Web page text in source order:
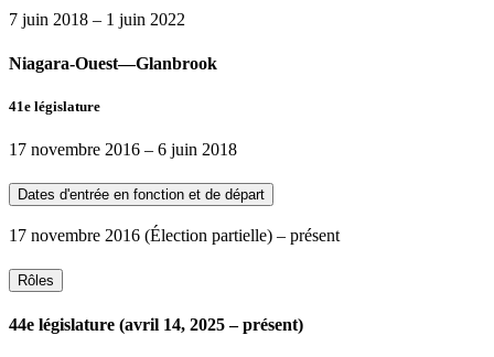
7 juin 2018 – 1 juin 2022
Niagara-Ouest—Glanbrook
41e législature
17 novembre 2016 – 6 juin 2018
Dates d'entrée en fonction et de départ
17 novembre 2016 (Élection partielle) – présent
Rôles
44e législature (avril 14, 2025 – présent)